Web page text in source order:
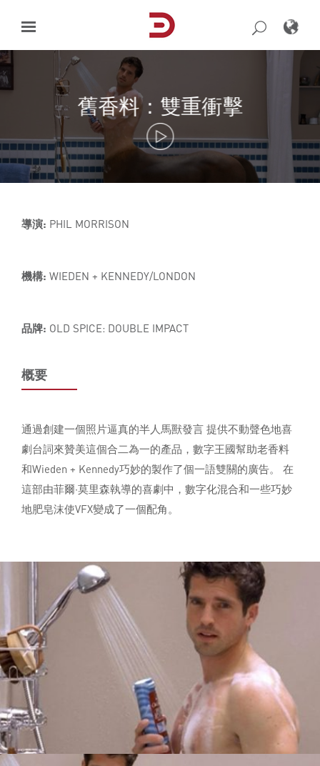
content
舊香料：雙重衝擊
導演: PHIL MORRISON
機構: WIEDEN + KENNEDY/LONDON
品牌: OLD SPICE: DOUBLE IMPACT
概要
通過創建一個照片逼真的半人馬獸發言 提供不動聲色地喜
劇台詞來贊美這個合二為一的產品，數字王國幫助老香料
和Wieden + Kennedy巧妙的製作了個一語雙關的廣告。 在
這部由菲爾·莫里森執導的喜劇中，數字化混合和一些巧妙
地肥皂沫使VFX變成了一個配角。